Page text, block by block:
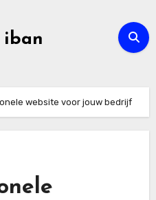
iban
website voor jouw bedrijf